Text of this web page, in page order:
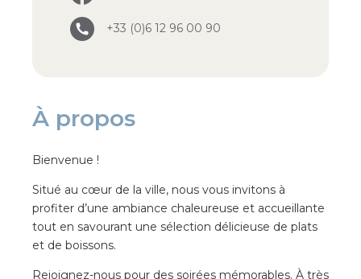
+33 (0)6 12 96 00 90
À propos
Bienvenue !
Situé au cœur de la ville, nous vous invitons à
profiter d’une ambiance chaleureuse et accueillante
tout en savourant une sélection délicieuse de plats
et de boissons.
Rejoignez-nous pour des soirées mémorables. À très